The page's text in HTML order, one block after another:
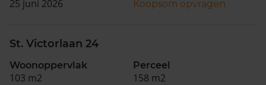
25 juni 2026 Koopsom opvragen
St. Victorlaan 24
Woonoppervlak
103 m2
Perceel
158 m2